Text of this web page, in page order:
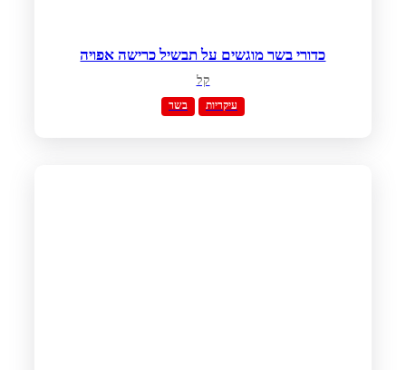
כדורי בשר מוגשים על תבשיל כרישה אפויה
קל
בשר עיקריות